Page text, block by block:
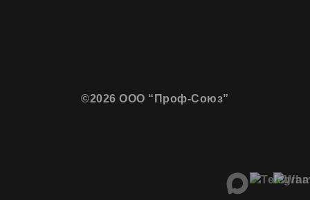
©2026 ООО “Проф-Союз”